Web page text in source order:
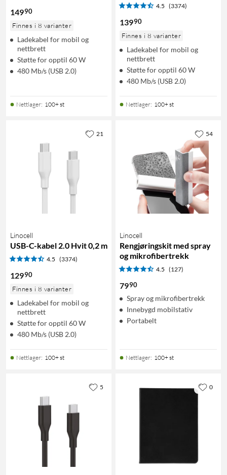
14990
Finnes i 8 varianter
Ladekabel for mobil og
nettbrett
Støtte for opptil 60 W
480 Mb/s (USB 2.0)
Nettlager: 100+ st
4.5 (3374)
13990
Finnes i 8 varianter
Ladekabel for mobil og
nettbrett
Støtte for opptil 60 W
480 Mb/s (USB 2.0)
Nettlager: 100+ st
Linocell
USB-C-kabel 2.0 Hvit 0,2 m
4.5 (3374)
12990
Finnes i 8 varianter
Ladekabel for mobil og
nettbrett
Støtte for opptil 60 W
480 Mb/s (USB 2.0)
Nettlager: 100+ st
21
Linocell
Rengjøringskit med spray
og mikrofibertrekk
4.5 (127)
7990
Spray og mikrofibertrekk
Innebygd mobilstativ
Portabelt
Nettlager: 100+ st
54
5 0